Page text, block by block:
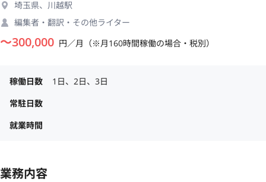
埼玉県、川越駅
編集者・翻訳・その他ライター
〜300,000 円／月（※月160時間稼働の場合・税別）
稼働日数
1日、2日、3日
常駐日数
就業時間
業務内容